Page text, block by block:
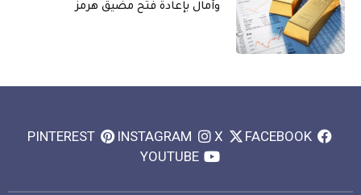
وآمال بإعادة فتح مضيق هرمز
FACEBOOK
X
INSTAGRAM
PINTEREST
YOUTUBE